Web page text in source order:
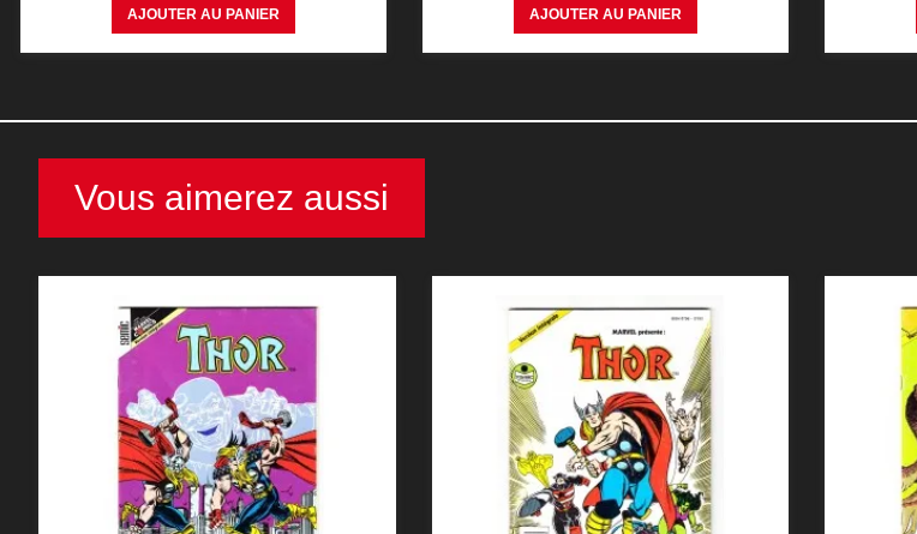
AJOUTER AU PANIER AJOUTER AU PANIER
Vous aimerez aussi